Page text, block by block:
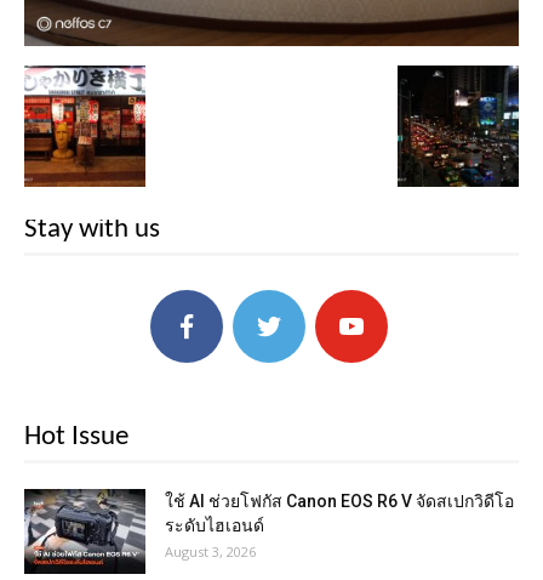
Stay with us
Hot Issue
ใช้ AI ช่วยโฟกัส Canon EOS R6 V จัดสเปกวิดีโอ
ระดับไฮเอนด์
August 3, 2026